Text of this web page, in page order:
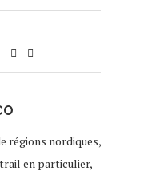
régions nordiques,
en particulier,